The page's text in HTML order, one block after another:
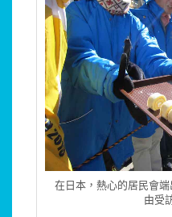
在日本，熱心的居民會
由受